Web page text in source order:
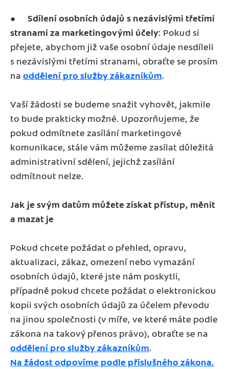
● Sdílení osobních údajů s nezávislými třetími
stranami za marketingovými účely: Pokud si
přejete, abychom již vaše osobní údaje nesdíleli
s nezávislými třetími stranami, obraťte se prosím
na oddělení pro služby zákazníkům.
Vaší žádosti se budeme snažit vyhovět, jakmile
to bude prakticky možné. Upozorňujeme, že
pokud odmítnete zasílání marketingové
komunikace, stále vám můžeme zasílat důležitá
administrativní sdělení, jejichž zasílání
odmítnout nelze.
Jak je svým datům můžete získat přístup, měnit
a mazat je
Pokud chcete požádat o přehled, opravu,
aktualizaci, zákaz, omezení nebo vymazání
osobních údajů, které jste nám poskytli,
případně pokud chcete požádat o elektronickou
kopii svých osobních údajů za účelem převodu
na jinou společnosti (v míře, ve které máte podle
zákona na takový přenos právo), obraťte se na
oddělení pro služby zákazníkům.
Na žádost odpovíme podle příslušného zákona.